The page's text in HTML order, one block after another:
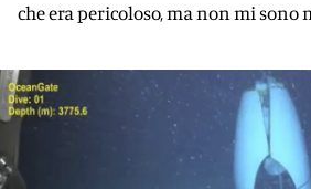
che era pericoloso, ma non mi sono